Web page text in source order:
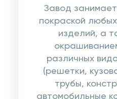
Завод
покраской
изделий, а
различных
(решетки,
трубы,
автомобильные